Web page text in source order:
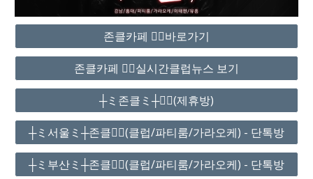
존클카페 ❤️‍🔥바로가기
존클카페 ❤️‍🔥실시간클럽뉴스 보기
┼ミ존클ミ┼❤️‍🔥(제휴방)
┼ミ서울ミ┼존클❤️‍🔥(클럽/파티룸/가라오케) - 단톡방
┼ミ부산ミ┼존클❤️‍🔥(클럽/파티룸/가라오케) - 단톡방